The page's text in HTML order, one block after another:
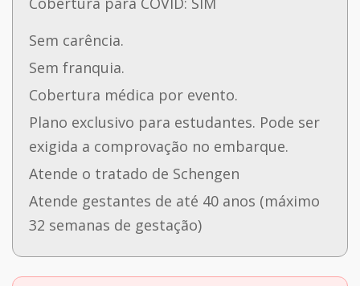
Sem carência.
Sem franquia.
Cobertura médica por evento.
Plano exclusivo para estudantes. Pode ser
exigida a comprovação no embarque.
Atende o tratado de Schengen
Atende gestantes de até 40 anos (máximo
32 semanas de gestação)